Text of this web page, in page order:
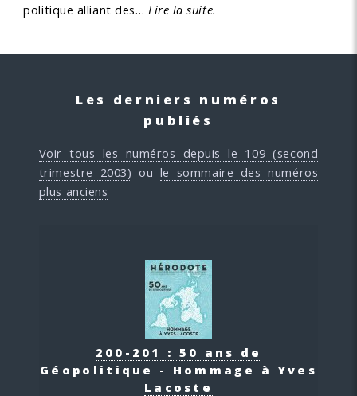
politique alliant des… Lire la suite.
Les derniers numéros
publiés
Voir tous les numéros depuis le 109 (second
trimestre 2003) ou le sommaire des numéros
plus anciens
200-201 : 50 ans de
Géopolitique - Hommage à Yves
Lacoste